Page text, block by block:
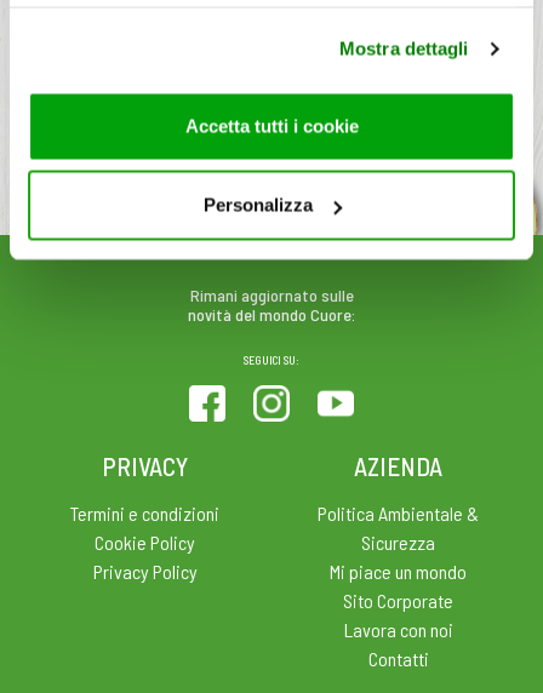
di analisi dei dati web, pubblicità e social media, i quali
potrebbero combinarle con altre informazioni che ha
fornito loro o che hanno raccolto dal suo utilizzo dei loro
cookie consultare la cookie policy. Se clicchi sulla “X” per
chiudere il banner, non verranno installati cookie sul tuo
dispositivo ad eccezione di quelli necessari ai fini del
corretto funzionamento del sito.
Mostra dettagli
Accetta tutti i cookie
Personalizza
Rimani aggiornato sulle
novità del mondo Cuore:
SEGUICI SU:
PRIVACY
Termini e condizioni
Cookie Policy
Privacy Policy
AZIENDA
Politica Ambientale &
Sicurezza
Mi piace un mondo
Sito Corporate
Lavora con noi
Contatti